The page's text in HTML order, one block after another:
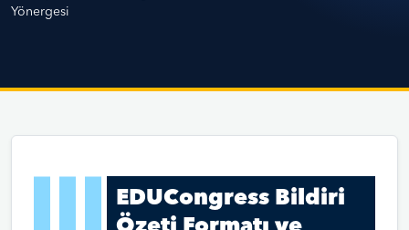
Yönergesi
EDUCongress Bildiri